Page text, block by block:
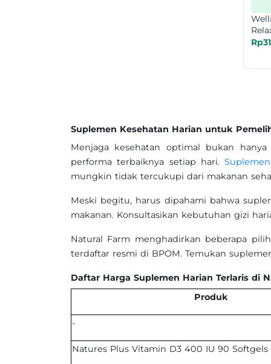
Caps
Suplemen Kesehatan Harian untuk
Menjaga kesehatan optimal bukan
performa terbaiknya setiap hari.
mungkin tidak tercukupi dari makanan
Meski begitu, harus dipahami bahwa
makanan. Konsultasikan kebutuhan gizi
Natural Farm menghadirkan beberapa
terdaftar resmi di BPOM. Temukan
Daftar Harga Suplemen Harian Terlaris di
Produk
-
Natures Plus Vitamin D3 400 IU 90 Softgels